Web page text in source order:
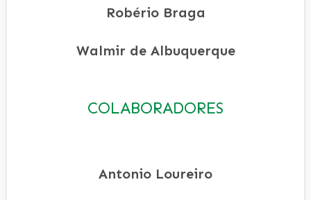
Robério Braga
Walmir de Albuquerque
COLABORADORES
Antonio Loureiro